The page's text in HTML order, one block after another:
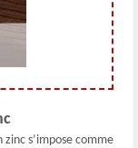
s’impose comme